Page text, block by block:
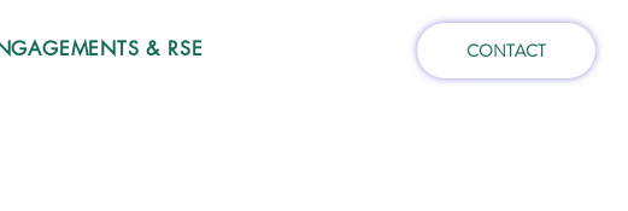
& RSE CONTACT